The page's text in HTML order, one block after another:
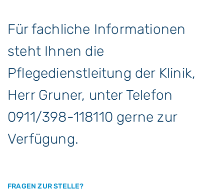
Für fachliche Informationen
steht Ihnen die
Pflegedienstleitung der Klinik,
Herr Gruner, unter Telefon
0911/398-118110 gerne zur
Verfügung.
FRAGEN ZUR STELLE?